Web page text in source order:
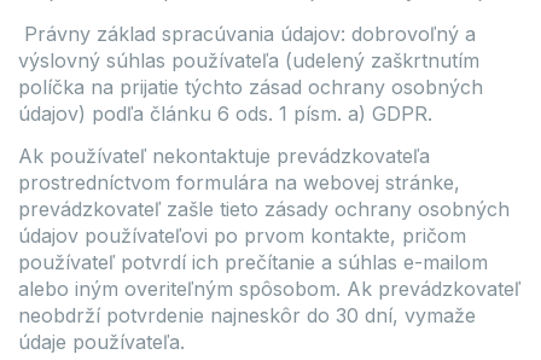
Právny základ spracúvania údajov: dobrovoľný a
výslovný súhlas používateľa (udelený zaškrtnutím
políčka na prijatie týchto zásad ochrany osobných
údajov) podľa článku 6 ods. 1 písm. a) GDPR.
Ak používateľ nekontaktuje prevádzkovateľa
prostredníctvom formulára na webovej stránke,
prevádzkovateľ zašle tieto zásady ochrany osobných
údajov používateľovi po prvom kontakte, pričom
používateľ potvrdí ich prečítanie a súhlas e-mailom
alebo iným overiteľným spôsobom. Ak prevádzkovateľ
neobdrží potvrdenie najneskôr do 30 dní, vymaže
údaje používateľa.